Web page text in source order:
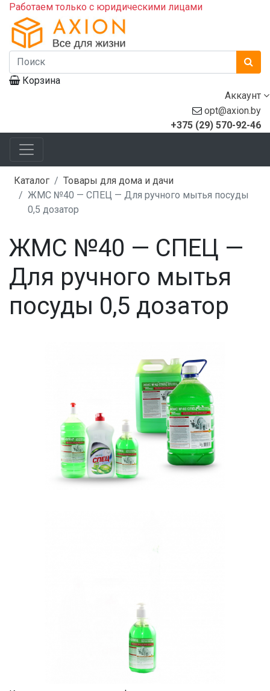
Работаем только с юридическими лицами
Корзина
Аккаунт
opt@axion.by
+375 (29) 570-92-46
Каталог
Товары для дома и дачи
ЖМС №40 — СПЕЦ — Для ручного мытья посуды
0,5 дозатор
ЖМС №40 — СПЕЦ —
Для ручного мытья
посуды 0,5 дозатор